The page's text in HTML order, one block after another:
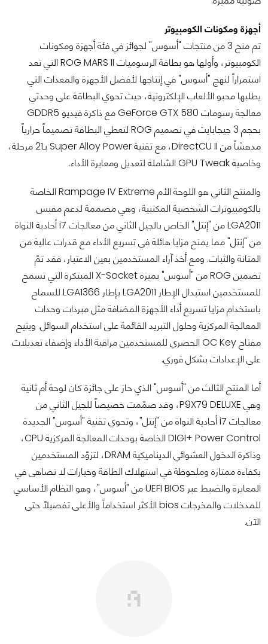
أجهزة ومكونات الكومبيوتر
تم منح 3 من منتجات "أسوس" لجوائز في فئة أجهزة ومكونات
الكومبيوتر، وأولها هو بطاقة الرسوميات ROG MARS II التي تعد
استمراراً لنهج "أسوس" في إنتاجها لأفضل الأجهزة والمعدات التي
يطلبها محبو الألعاب الإلكترونية، حيث تحوي البطاقة على وحدتي
معالجة رسومات GeForce GTX 580 مع ذاكرة فيديو GDDR5
بحجم 3 جيجابايت في تصميم ROG لتعطي البطاقة تصميماً حرارياً
مدهشاً من DirectCU II، مع تقنية Super Alloy Power بـ21 مرحلة،
وخاصية GPU Tweak الشاملة لتعديل ومعايرة الأداء.
والمنتج الثاني هو اللوحة الأم Rampage IV Extreme الخاصة
بالكومبيوترات الشخصية المكتبية، وهي مصممة لدعم مقبس
LGA2011 من "إنتل" الخاص بالجيل الثاني من معالجات i7 أحادية النواة
من "إنتل" مما يمنح مزايا هائلة في تسريع الأداء مع قدرات عالية من
المتانة والثبات. ومع أخذ آراء المستخدمين بعين الاعتبار، فقد تمّ
تضمين ROG من "أسوس" بميزة X-Socket المبتكرة التي تسمح
للمستخدمين استبدال الإطار LGA2011 بإطار LGA1366 للسماح
باستخدام مزايا تسريع أداء الأجهزة المضافة مثل مبردات وحدات
المعالجة المركزية وحلول التبريد القائمة على استخدام السوائل. ويتيح
مفتاح OC Key الحصري للمستخدمين مراقبة الأداء وإضفاء تعديلات
على الإعدادات بشكل فوري.
أما المنتج الثالث من "أسوس" الذي حاز على جائزة كان لوحة أم ثانية
وهي P9X79 DELUXE، وقد صمّمت خصيصاً للجيل الثاني من
معالجات i7 أحادية النواة من "إنتل"، وتحوي تقنية "أسوس" الجديدة
DIGI+ Power Control الخاصة بوحدات المعالجة المركزية CPU،
وذاكرة الدخول العشوائي الديناميكية DRAM، لتزوّد المستخدمين
بكفاءة ممتازة وملحوظة في استهلاك الطاقة وخيارات لا تضاهى في
المعايرة والضبط عبر UEFI BIOS من "أسوس"، وهو النظام الأساسي
للمدخلات والمخرجات bios الأكثر استخداماً والأعلى تفصيلاً حتى
الآن.